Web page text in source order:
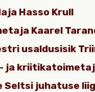
Hasso Krull
Kaarel
usaldusisik
ja
juhatuse